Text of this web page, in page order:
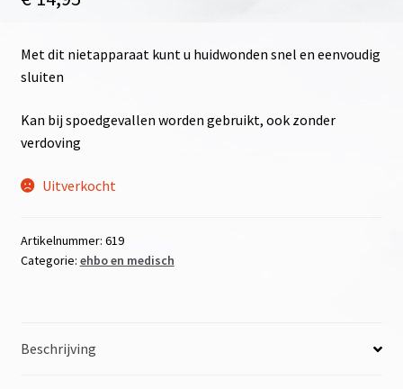
Met dit nietapparaat kunt u huidwonden snel en eenvoudig
sluiten
Kan bij spoedgevallen worden gebruikt, ook zonder
verdoving
Uitverkocht
Artikelnummer: 619
Categorie: ehbo en medisch
Beschrijving